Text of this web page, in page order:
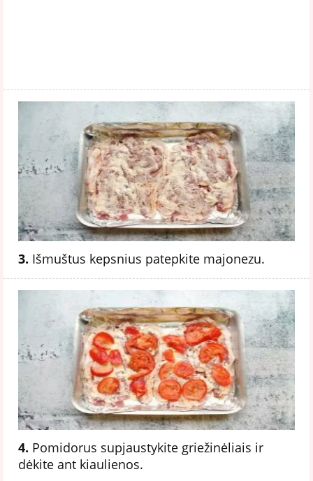
3. Išmuštus kepsnius patepkite majonezu.
4. Pomidorus supjaustykite griežinėliais ir
dėkite ant kiaulienos.